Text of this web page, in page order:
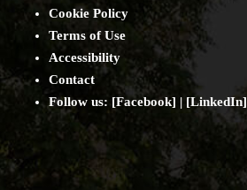
Cookie Policy
Terms of Use
Accessibility
Contact
Follow us: [Facebook] | [LinkedIn]